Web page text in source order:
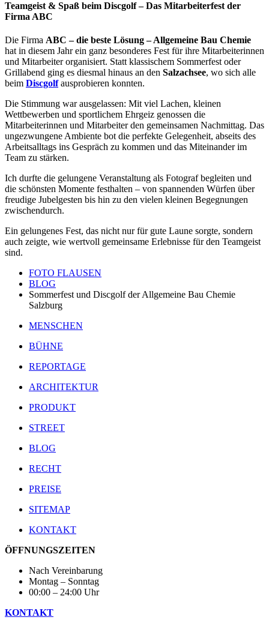
Teamgeist & Spaß beim Discgolf – Das Mitarbeiterfest der
Firma ABC
Die Firma ABC – die beste Lösung – Allgemeine Bau Chemie
hat in diesem Jahr ein ganz besonderes Fest für ihre Mitarbeiterinnen
und Mitarbeiter organisiert. Statt klassischem Sommerfest oder
Grillabend ging es diesmal hinaus an den Salzachsee, wo sich alle
beim Discgolfausprobieren konnten.
Die Stimmung war ausgelassen: Mit viel Lachen, kleinen
Wettbewerben und sportlichem Ehrgeiz genossen die
Mitarbeiterinnen und Mitarbeiter den gemeinsamen Nachmittag. Das
ungezwungene Ambiente bot die perfekte Gelegenheit, abseits des
Arbeitsalltags ins Gespräch zu kommen und das Miteinander im
Team zu stärken.
Ich durfte die gelungene Veranstaltung als Fotograf begleiten und
die schönsten Momente festhalten – von spannenden Würfen über
freudige Jubelgesten bis hin zu den vielen kleinen Begegnungen
zwischendurch.
Ein gelungenes Fest, das nicht nur für gute Laune sorgte, sondern
auch zeigte, wie wertvoll gemeinsame Erlebnisse für den Teamgeist
sind.
FOTO FLAUSEN
BLOG
Sommerfest und Discgolf der Allgemeine Bau Chemie
Salzburg
MENSCHEN
BÜHNE
REPORTAGE
ARCHITEKTUR
PRODUKT
STREET
BLOG
RECHT
PREISE
SITEMAP
KONTAKT
ÖFFNUNGSZEITEN
Nach Vereinbarung
Montag – Sonntag
00:00 – 24:00 Uhr
KONTAKT